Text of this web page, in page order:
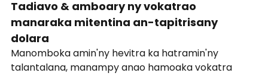
Tadiavo & amboary ny vokatrao
manaraka mitentina an-tapitrisany
dolara
Manomboka amin'ny hevitra ka hatramin'ny
talantalana, manampy anao hamoaka vokatra